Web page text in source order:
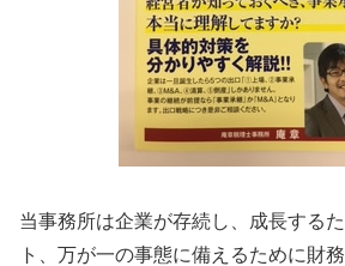
当事務所は企業が存続し、成長する
ト、万が一の事態に備えるために財